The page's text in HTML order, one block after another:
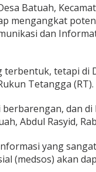
Batuah,
mengangkat
dan
terbentuk, tetapi di
Tetangga
berbarengan, dan
Abdul Rasyid,
yang
(medsos) akan